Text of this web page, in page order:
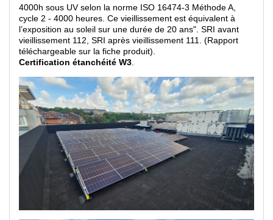
4000h sous UV selon la norme ISO 16474-3 Méthode A,
cycle 2 - 4000 heures. Ce vieillissement est équivalent à
l’exposition au soleil sur une durée de 20 ans". SRI avant
vieillissement 112, SRI après vieillissement 111. (Rapport
téléchargeable sur la fiche produit).
Certification étanchéité W3